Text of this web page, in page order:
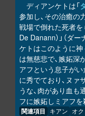
ディアンケトは「
参加し、その治癒の
戦場で倒れた死者を
De Danann）」（ダ
ケトはこのように
は無慈悲で、嫉妬深
アフという息子がい
に秀でており、ヌァ
うな、肉があり血
フに嫉妬しミアフを
関連項目 キアン オ